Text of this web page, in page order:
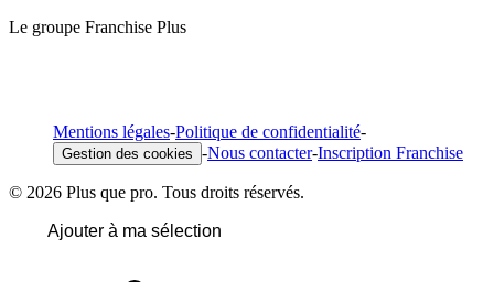
Le groupe Franchise Plus
Mentions légales-Politique de confidentialité-
Gestion des cookies -Nous contacter-Inscription Franchise
© 2026 Plus que pro. Tous droits réservés.
Ajouter à ma sélection